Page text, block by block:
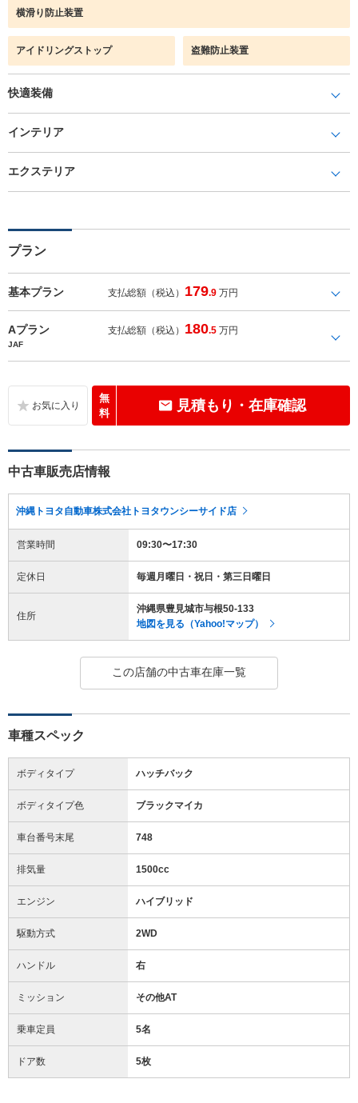
横滑り防止装置
アイドリングストップ 盗難防止装置
快適装備
インテリア
エクステリア
プラン
基本プラン 支払総額（税込） 179.9 万円
Aプラン 支払総額（税込） 180.5 万円
JAF
無
料
見積もり・在庫確認
中古車販売店情報
沖縄トヨタ自動車株式会社トヨタウンシーサイド店
営業時間 09:30〜17:30
定休日 毎週月曜日・祝日・第三日曜日
住所
沖縄県豊見城市与根50-133
地図を見る（Yahoo!マップ）
この店舗の中古車在庫一覧
車種スペック
ボディタイプ ハッチバック
ボディタイプ色 ブラックマイカ
車台番号末尾 748
排気量 1500cc
エンジン ハイブリッド
駆動方式 2WD
ハンドル 右
ミッション その他AT
乗車定員 5名
ドア数 5枚